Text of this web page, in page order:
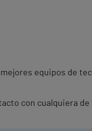
equipos de
con cualquiera